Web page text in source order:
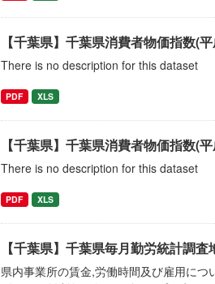
【千葉県】千葉県消費者物価指数(
There is no description for this dataset
PDF XLS
【千葉県】千葉県消費者物価指数(
There is no description for this dataset
PDF XLS
【千葉県】千葉県毎月勤労統計調
県内事業所の賃金,労働時間及び雇用に